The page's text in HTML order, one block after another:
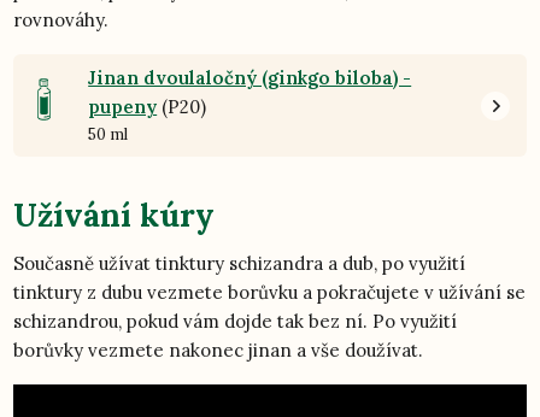
rovnováhy.
Jinan dvoulaločný (ginkgo biloba) -
pupeny (P20)
50 ml
Užívání kúry
Současně užívat tinktury schizandra a dub, po využití
tinktury z dubu vezmete borůvku a pokračujete v užívání se
schizandrou, pokud vám dojde tak bez ní. Po využití
borůvky vezmete nakonec jinan a vše doužívat.